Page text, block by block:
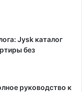
Jysk каталог
без
руководство к